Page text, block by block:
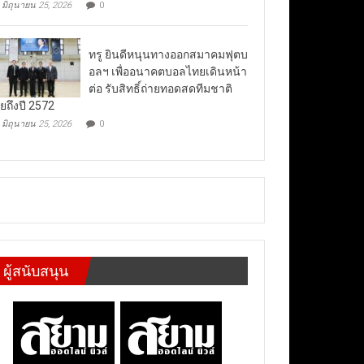
มิถุนายน 25, 2026 0
ทรู ยินดีหนุนทางออกสมาคมฟุตบ
อลฯ เพื่ออนาคตบอลไทยเดินหน้า
ต่อ รับสิทธิ์ถ่ายทอดสดทีมชาติ
ถึงปี 2572
มิถุนายน 25, 2026 0
ผู้สนับสนุน